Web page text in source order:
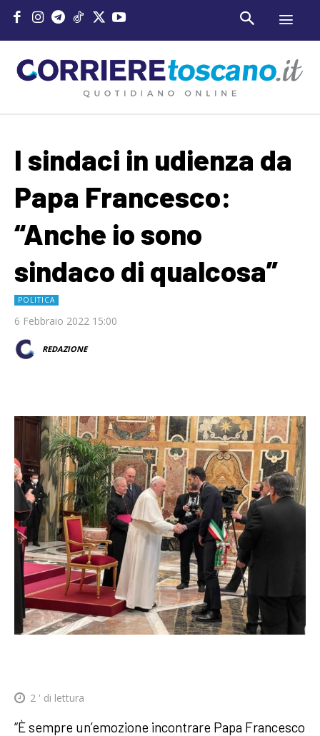
I sindaci in udienza da
Papa Francesco:
“Anche io sono
sindaco di qualcosa”
POLITICA
6 Febbraio 2022 15:00
REDAZIONE
2 ' di lettura
“È sempre un’emozione incontrare Papa Francesco